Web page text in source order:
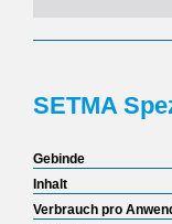
SETMA
Gebinde
Inhalt
Verbrauch pro